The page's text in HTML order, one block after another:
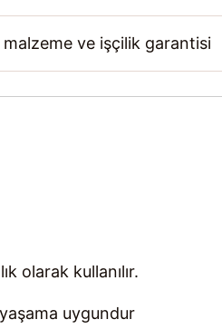
malzeme ve işçilik garantisi
olarak kullanılır.
uygundur